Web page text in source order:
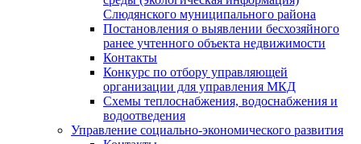
Слюдянского муниципального района
Постановления о выявлении бесхозяйного
ранее учтенного объекта недвижимости
Контакты
Конкурс по отбору управляющей
организации для управления МКД
Схемы теплоснабжения, водоснабжения и
водоотведения
Управление социально-экономического развития